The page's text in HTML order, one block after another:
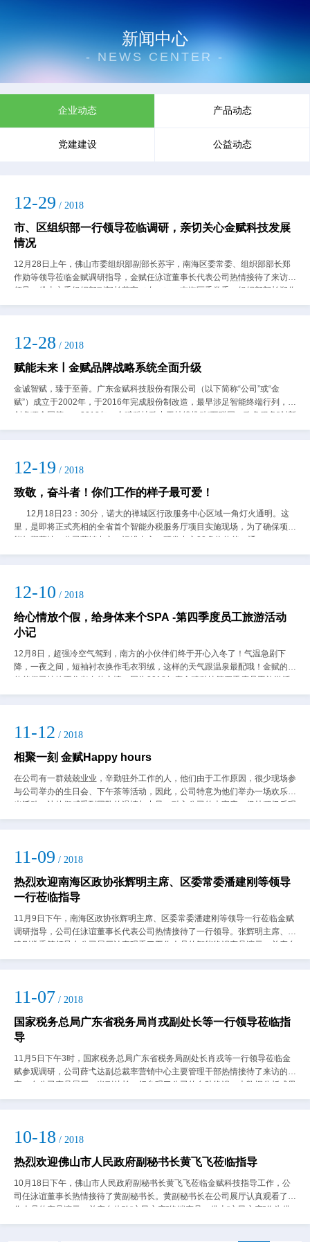
新闻中心
- NEWS CENTER -
企业动态 产品动态
党建建设 公益动态
12-29 / 2018
市、区组织部一行领导莅临调研，亲切关心金赋科技发展
情况
12月28日上午，佛山市委组织部副部长苏宇，南海区委常委、组织部部长郑
作勋等领导莅临金赋调研指导，金赋任泳谊董事长代表公司热情接待了来访的
领导。佛山市委组织部副部长苏宇（右一），南海区委常委、组织部部长郑作
勋（右二）等领导观看产品演示在展厅...
12-28 / 2018
赋能未来ￜ金赋品牌战略系统全面升级
金诚智赋，臻于至善。广东金赋科技股份有限公司（以下简称“公司”或“金
赋”）成立于2002年，于2016年完成股份制改造，最早涉足智能终端行列，开
创多项全国第一；2018年，金赋科技致力于持续推动“互联网＋政务服务”创新
发展，助力佛山市24小...
12-19 / 2018
致敬，奋斗者！你们工作的样子最可爱！
12月18日23：30分，诺大的禅城区行政服务中心区域一角灯火通明。这
里，是即将正式亮相的全省首个智能办税服务厅项目实施现场，为了确保项目
能如期落地，公司营销中心、运维中心、研发中心20多位伙伴，通...
12-10 / 2018
给心情放个假，给身体来个SPA -第四季度员工旅游活动
小记
12月8日，超强冷空气驾到，南方的小伙伴们终于开心入冬了！气温急剧下
降，一夜之间，短袖衬衣换作毛衣羽绒，这样的天气跟温泉最配哦！金赋的小
伙伴们已按捺不住兴奋的心情，因为2018年度金赋科技第四季度员工旅游活
动就要出发囖！本次旅途首站是有广东...
11-12 / 2018
相聚一刻 金赋Happy hours
在公司有一群兢兢业业，辛勤驻外工作的人，他们由于工作原因，很少现场参
与公司举办的生日会、下午茶等活动，因此，公司特意为他们举办一场欢乐时
光活动。让他们感受到团队的温情与力量，融入公司的大家庭，保持积极乐观
的工作心态。公司薛弋达副总裁、苏洪林...
11-09 / 2018
热烈欢迎南海区政协张辉明主席、区委常委潘建刚等领导
一行莅临指导
11月9日下午，南海区政协张辉明主席、区委常委潘建刚等领导一行莅临金赋
调研指导，公司任泳谊董事长代表公司热情接待了一行领导。张辉明主席、潘
建刚常委等领导在公司展厅认真观看了工作人员的智能终端产品演示，并亲自
体验了智能服务厅的创新型服务模式。...
11-07 / 2018
国家税务总局广东省税务局肖戎副处长等一行领导莅临指
导
11月5日下午3时，国家税务总局广东省税务局副处长肖戎等一行领导莅临金
赋参观调研，公司薛弋达副总裁率营销中心主要管理干部热情接待了来访的嘉
宾。在公司产品展厅，肖副处长一行参观了公司的自助终端、大数据分析成果
以及创新研发的人工智能柜台，并认真...
10-18 / 2018
热烈欢迎佛山市人民政府副秘书长黄飞飞莅临指导
10月18日下午，佛山市人民政府副秘书长黄飞飞莅临金赋科技指导工作，公
司任泳谊董事长热情接待了黄副秘书长。黄副秘书长在公司展厅认真观看了工
作人员的产品演示，并亲自体验“市民之窗”终端产品。佛山“市民之窗”作为佛
山市民生工程的代表作之一，已实...